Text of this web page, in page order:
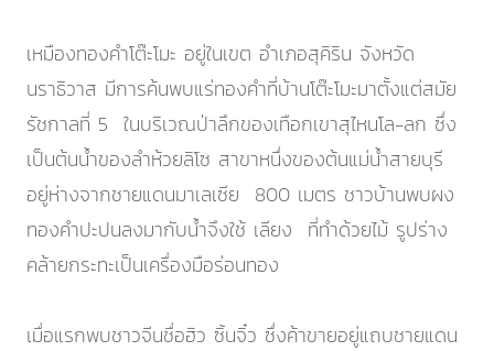
เหมืองทองคำโต๊ะโมะ อยู่ในเขต อำเภอสุคิริน จังหวัด
นราธิวาส มีการค้นพบแร่ทองคำที่บ้านโต๊ะโมะมาตั้งแต่สมัย
รัชกาลที่ 5 ในบริเวณป่าลึกของเทือกเขาสุไหนโล-ลก ซึ่ง
เป็นต้นน้ำของลำห้วยลิโซ สาขาหนึ่งของต้นแม่น้ำสายบุรี
อยู่ห่างจากชายแดนมาเลเซีย 800 เมตร ชาวบ้านพบผง
ทองคำปะปนลงมากับน้ำจึงใช้ เลียง ที่ทำด้วยไม้ รูปร่าง
คล้ายกระทะเป็นเครื่องมือร่อนทอง
เมื่อแรกพบชาวจีนชื่อฮิว ซิ้นจิ๋ว ซึ่งค้าขายอยู่แถบชายแดน